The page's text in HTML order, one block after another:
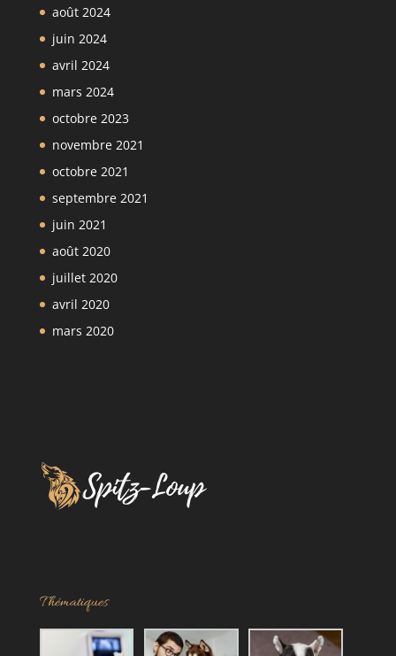
août 2024
juin 2024
avril 2024
mars 2024
octobre 2023
novembre 2021
octobre 2021
septembre 2021
juin 2021
août 2020
juillet 2020
avril 2020
mars 2020
Thématiques